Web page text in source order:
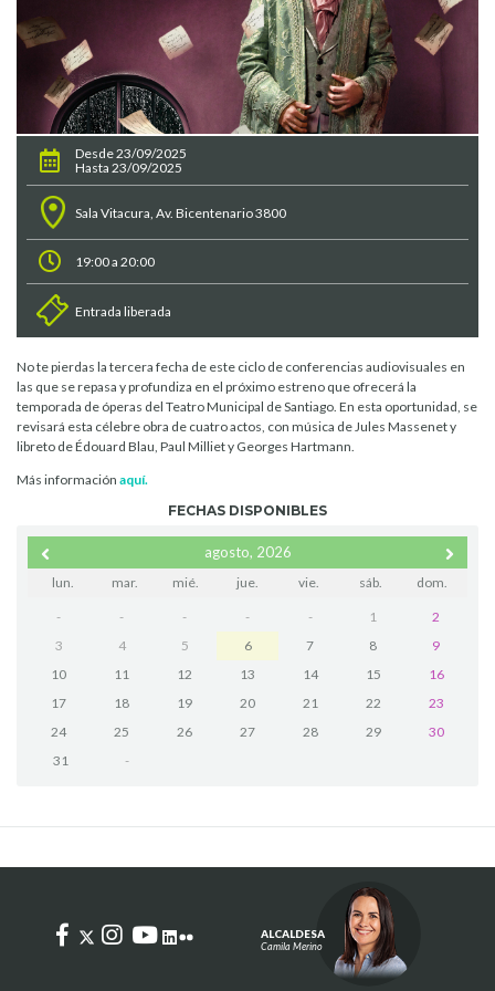
Desde 23/09/2025
Hasta 23/09/2025
Sala Vitacura, Av. Bicentenario 3800
19:00 a 20:00
Entrada liberada
No te pierdas la tercera fecha de este ciclo de conferencias audiovisuales en
las que se repasa y profundiza en el próximo estreno que ofrecerá la
temporada de óperas del Teatro Municipal de Santiago. En esta oportunidad, se
revisará esta célebre obra de cuatro actos, con música de Jules Massenet y
libreto de Édouard Blau, Paul Milliet y Georges Hartmann.
Más información aquí.
FECHAS DISPONIBLES
agosto, 2026
lun. mar. mié. jue. vie. sáb. dom.
- - - - - 1
2
3
4 5 6 7 8
9
10
11 12 13 14 15
16
17
18 19 20 21 22
23
24
25 26 27 28 29
30
31
-
ALCALDESA
Camila Merino